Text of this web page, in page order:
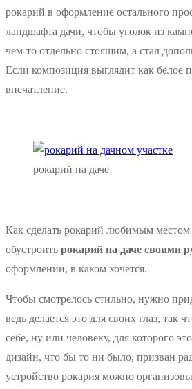
рокарий в оформление остального
ландшафта дачи, чтобы уголок из
чем-то отдельно стоящим, а стал
Если композиция выглядит как белое
впечатление.
рокарий на даче
Как сделать рокарий любимым местом
обустроить рокарий на даче своими
оформлении, в каком хочется.
Чтобы смотрелось стильно, нужно
ведь делается это для своих глаз, так
себе, ну или человеку, для которого
дизайн, что бы то ни было, призван
устройство рокария можно